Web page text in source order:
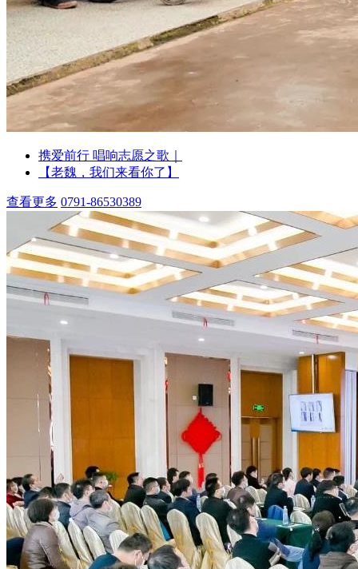
携爱前行 唱响志愿之歌｜
【老魏，我们来看你了】
查看更多 0791-86530389